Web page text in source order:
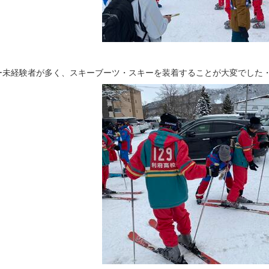
経験者が多く、スキーブーツ・スキーを装着することが大変でした